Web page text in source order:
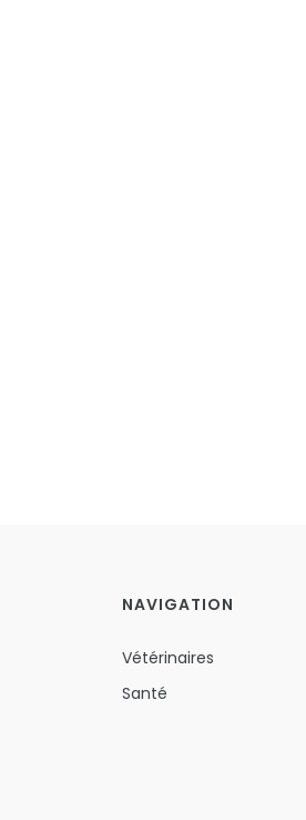
NAVIGATION
Vétérinaires
Santé